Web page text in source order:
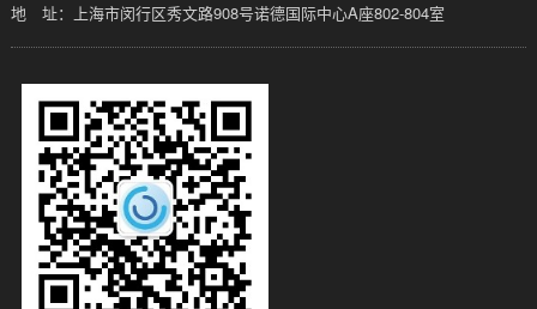
地 址：上海市闵行区秀文路908号诺德国际中心A座802-804室